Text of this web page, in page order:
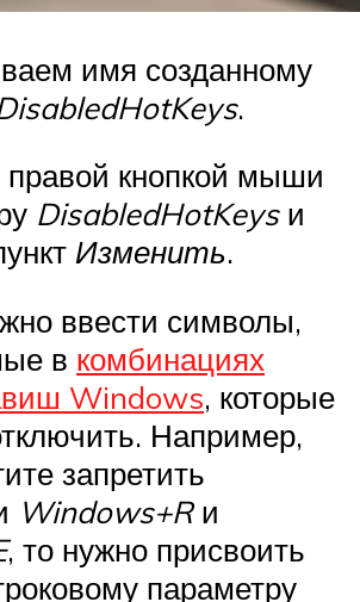
имя созданному
Keys.
кнопкой мыши
DisabledHotKeys и
Изменить.
ввести символы,
в комбинациях
Windows, которые
Например,
запретить
Windows+Rи
, то нужно присвоить
параметру